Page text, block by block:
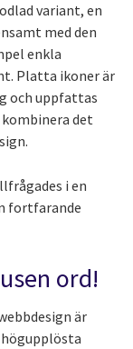
variant, en
med den
enkla
Platta ikoner är
och uppfattas
det
i en
fortfarande
ord!
är